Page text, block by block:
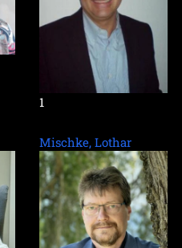
1
Mischke, Lothar